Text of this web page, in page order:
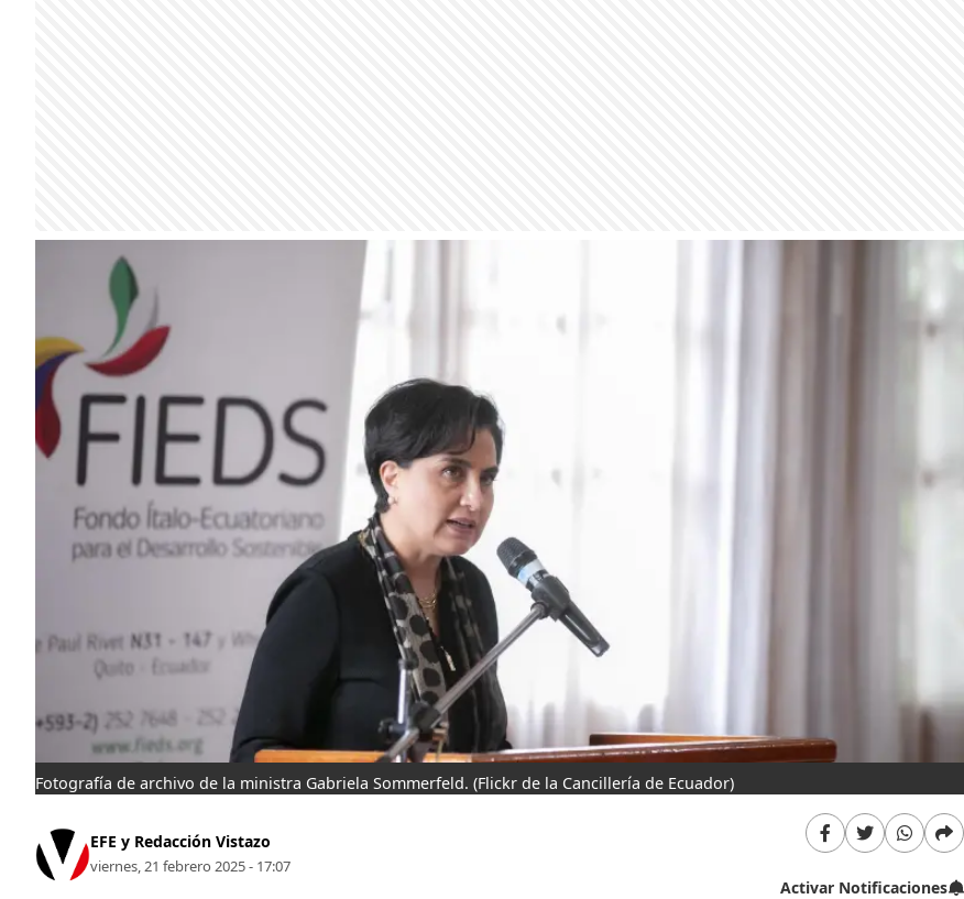
Fotografía de archivo de la ministra Gabriela Sommerfeld. (Flickr de la Cancillería de Ecuador)
EFE y Redacción Vistazo
viernes, 21 febrero 2025 - 17:07
Activar Notificaciones